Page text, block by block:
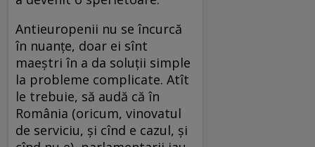
Antieuropenii nu se încurcă
în nuanţe, doar ei sînt
maeştri în a da soluţii simple
la probleme complicate. Atît
le trebuie, să audă că în
România (oricum, vinovatul
de serviciu, şi cînd e cazul, şi